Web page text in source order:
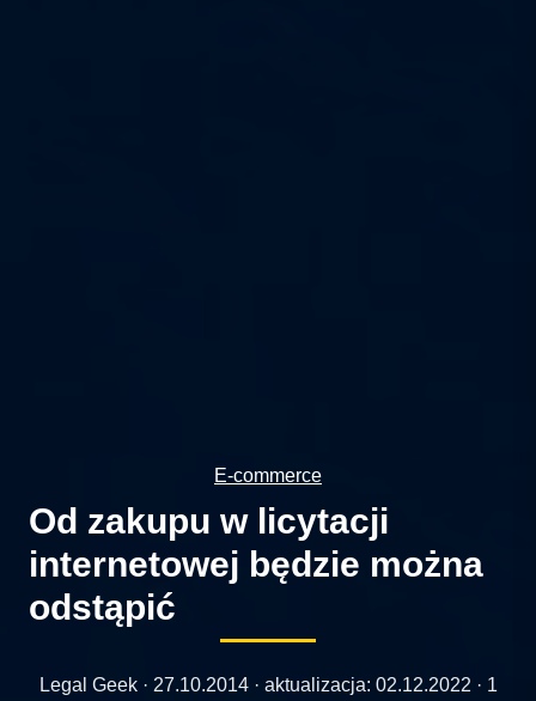
E-commerce
Od zakupu w licytacji
internetowej będzie można
odstąpić
Legal Geek · 27.10.2014· aktualizacja: 02.12.2022 · 1